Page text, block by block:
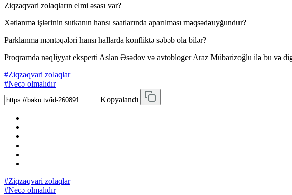
Ziqzaqvari zolaqların elmi əsası var?
Xətlənmə işlərinin sutkanın hansı saatlarında aparılması məqsədəuyğundur?
Parklanma məntəqələri hansı hallarda konfliktə səbəb ola bilər?
Proqramda nəqliyyat eksperti Aslan Əsədov və avtobloger Araz Mübarizoğlu ilə bu və
#Ziqzaqvari zolaqlar
#Necə olmalıdır
Kopyalandı
#Ziqzaqvari zolaqlar
#Necə olmalıdır